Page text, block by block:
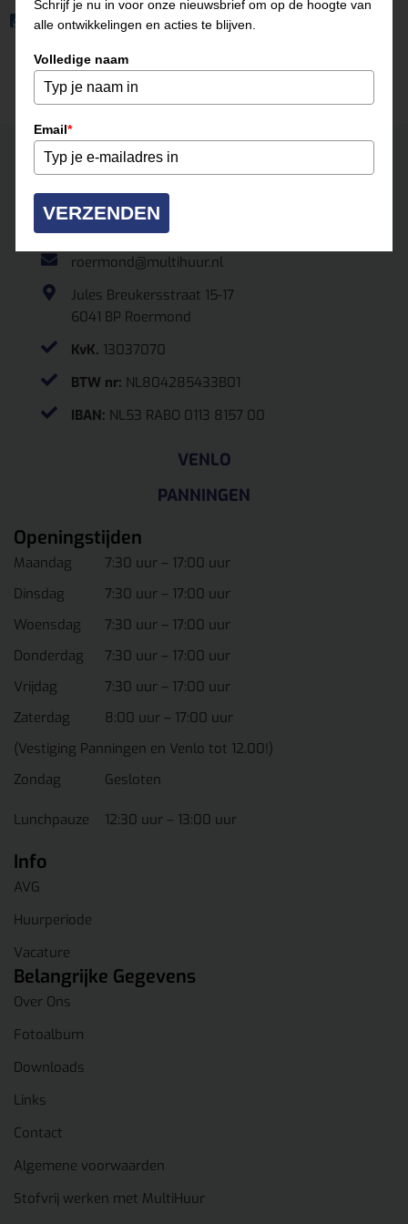
Professionele oplossing tegen gootsteenverstoppingen
Neem contact op
ROERMOND
VENLO
PANNINGEN
0475-331500
roermond@multihuur.nl
Jules Breukersstraat 15-17
6041 BP Roermond
KvK. 13037070
BTW nr: NL804285433B01
IBAN: NL53 RABO 0113 8157 00
Openingstijden
Maandag
7:30 uur – 17:00 uur
Dinsdag
7:30 uur – 17:00 uur
Woensdag
7:30 uur – 17:00 uur
Donderdag
7:30 uur – 17:00 uur
Vrijdag
7:30 uur – 17:00 uur
Zaterdag
8:00 uur – 17:00 uur
(Vestiging Panningen en Venlo tot 12.00!)
Zondag
Gesloten
Lunchpauze 12:30 uur – 13:00 uur
Info
AVG
Huurperiode
Vacature
Belangrijke Gegevens
Over Ons
Fotoalbum
Downloads
Links
Contact
Algemene voorwaarden
Stofvrij werken met MultiHuur
Schrijf je nu in voor onze nieuwsbrief om op de hoogte van
alle ontwikkelingen en acties te blijven.
Volledige naam
Email*
VERZENDEN